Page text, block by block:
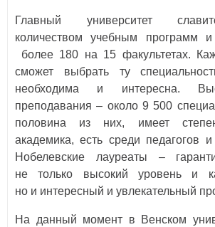
Главный университет
количеством учебным программ
более 180 на 15 факультетах.
сможет выбрать ту
необходима и интересна.
преподавания – около 9 500
половина из них, имеет
академика, есть среди педагогов
Нобелевские лауреаты –
не только высокий уровень и
но и интересный и увлекательный
На данный момент в Венском